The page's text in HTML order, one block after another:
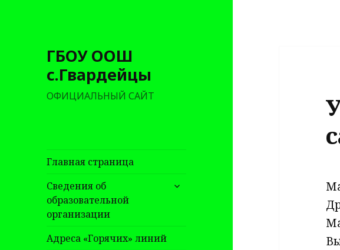
ГБОУ ООШ
с.Гвардейцы
ОФИЦИАЛЬНЫЙ САЙТ
Главная страница
Сведения об
образовательной
организации
раскрыть
Адреса «Горячих» линий